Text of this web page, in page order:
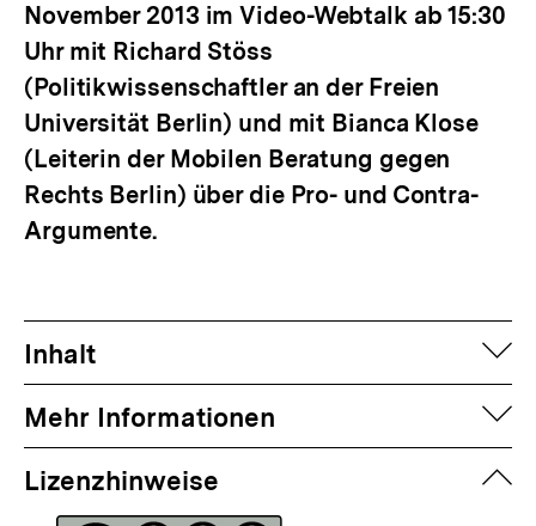
November 2013 im Video-Webtalk ab 15:30
Uhr mit Richard Stöss
(Politikwissenschaftler an der Freien
Universität Berlin) und mit Bianca Klose
(Leiterin der Mobilen Beratung gegen
Rechts Berlin) über die Pro- und Contra-
Argumente.
Inhalt
Mehr Informationen
Lizenzhinweise